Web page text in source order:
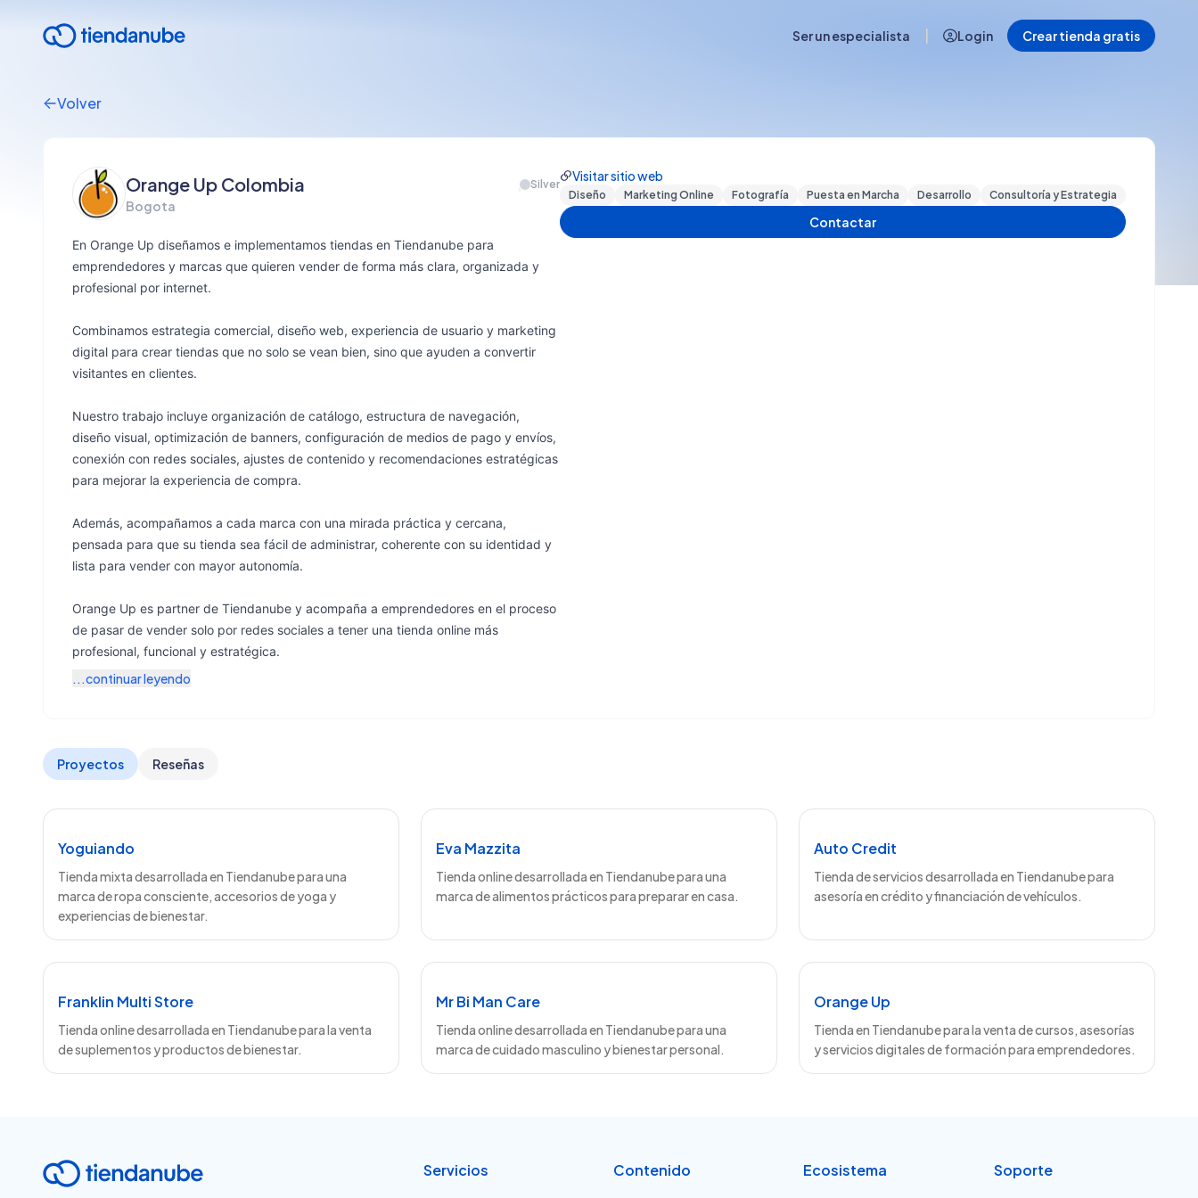
Ser un especialista Login Crear tienda gratis
Volver
Orange Up Colombia Silver
Bogota
En Orange Up diseñamos e implementamos tiendas en Tiendanube para
emprendedores y marcas que quieren vender de forma más clara, organizada y
profesional por internet.
Combinamos estrategia comercial, diseño web, experiencia de usuario y marketing
digital para crear tiendas que no solo se vean bien, sino que ayuden a convertir
visitantes en clientes.
Nuestro trabajo incluye organización de catálogo, estructura de navegación,
diseño visual, optimización de banners, configuración de medios de pago y envíos,
conexión con redes sociales, ajustes de contenido y recomendaciones estratégicas
para mejorar la experiencia de compra.
Además, acompañamos a cada marca con una mirada práctica y cercana,
pensada para que su tienda sea fácil de administrar, coherente con su identidad y
lista para vender con mayor autonomía.
Orange Up es partner de Tiendanube y acompaña a emprendedores en el proceso
de pasar de vender solo por redes sociales a tener una tienda online más
profesional, funcional y estratégica.
...continuar leyendo
Visitar sitio web
Diseño Marketing Online Fotografía Puesta en Marcha Desarrollo Consultoría y Estrategia
Contactar
Proyectos Reseñas
Yoguiando
Tienda mixta desarrollada en Tiendanube para una
marca de ropa consciente, accesorios de yoga y
experiencias de bienestar.
Eva Mazzita
Tienda online desarrollada en Tiendanube para una
marca de alimentos prácticos para preparar en casa.
Auto Credit
Tienda de servicios desarrollada en Tiendanube para
asesoría en crédito y financiación de vehículos.
Franklin Multi Store
Tienda online desarrollada en Tiendanube para la venta
de suplementos y productos de bienestar.
Mr Bi Man Care
Tienda online desarrollada en Tiendanube para una
marca de cuidado masculino y bienestar personal.
Orange Up
Tienda en Tiendanube para la venta de cursos, asesorías
y servicios digitales de formación para emprendedores.
Servicios Contenido Ecosistema Soporte